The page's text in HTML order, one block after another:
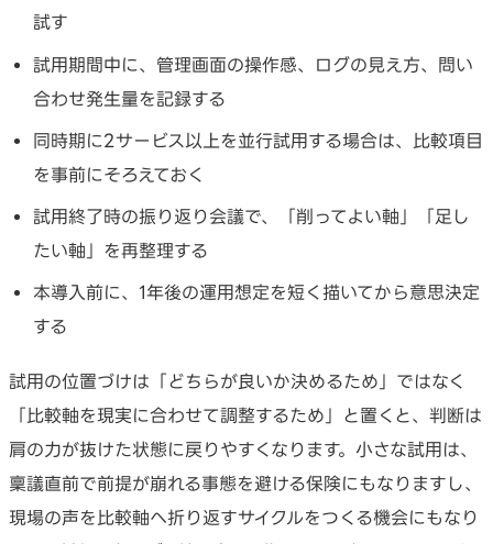
試す
試用期間中に、管理画面の操作感、ログの見え方、問い
合わせ発生量を記録する
同時期に2サービス以上を並行試用する場合は、比較項目
を事前にそろえておく
試用終了時の振り返り会議で、「削ってよい軸」「足し
たい軸」を再整理する
本導入前に、1年後の運用想定を短く描いてから意思決定
する
試用の位置づけは「どちらが良いか決めるため」ではなく
「比較軸を現実に合わせて調整するため」と置くと、判断は
肩の力が抜けた状態に戻りやすくなります。小さな試用は、
稟議直前で前提が崩れる事態を避ける保険にもなりますし、
現場の声を比較軸へ折り返すサイクルをつくる機会にもなり